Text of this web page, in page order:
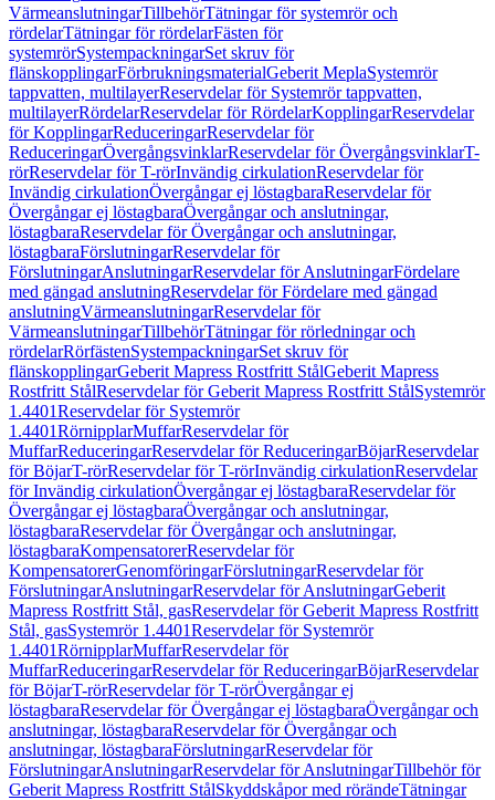
VärmeanslutningarTillbehörTätningar för systemrör och
rördelarTätningar för rördelarFästen för
systemrörSystempackningarSet skruv för
flänskopplingarFörbrukningsmaterialGeberit MeplaSystemrör
tappvatten, multilayerReservdelar för Systemrör tappvatten,
multilayerRördelarReservdelar för RördelarKopplingarReservdelar
för KopplingarReduceringarReservdelar för
ReduceringarÖvergångsvinklarReservdelar för ÖvergångsvinklarT-
rörReservdelar för T-rörInvändig cirkulationReservdelar för
Invändig cirkulationÖvergångar ej löstagbaraReservdelar för
Övergångar ej löstagbaraÖvergångar och anslutningar,
löstagbaraReservdelar för Övergångar och anslutningar,
löstagbaraFörslutningarReservdelar för
FörslutningarAnslutningarReservdelar för AnslutningarFördelare
med gängad anslutningReservdelar för Fördelare med gängad
anslutningVärmeanslutningarReservdelar för
VärmeanslutningarTillbehörTätningar för rörledningar och
rördelarRörfästenSystempackningarSet skruv för
flänskopplingarGeberit Mapress Rostfritt StålGeberit Mapress
Rostfritt StålReservdelar för Geberit Mapress Rostfritt StålSystemrör
1.4401Reservdelar för Systemrör
1.4401RörnipplarMuffarReservdelar för
MuffarReduceringarReservdelar för ReduceringarBöjarReservdelar
för BöjarT-rörReservdelar för T-rörInvändig cirkulationReservdelar
för Invändig cirkulationÖvergångar ej löstagbaraReservdelar för
Övergångar ej löstagbaraÖvergångar och anslutningar,
löstagbaraReservdelar för Övergångar och anslutningar,
löstagbaraKompensatorerReservdelar för
KompensatorerGenomföringarFörslutningarReservdelar för
FörslutningarAnslutningarReservdelar för AnslutningarGeberit
Mapress Rostfritt Stål, gasReservdelar för Geberit Mapress Rostfritt
Stål, gasSystemrör 1.4401Reservdelar för Systemrör
1.4401RörnipplarMuffarReservdelar för
MuffarReduceringarReservdelar för ReduceringarBöjarReservdelar
för BöjarT-rörReservdelar för T-rörÖvergångar ej
löstagbaraReservdelar för Övergångar ej löstagbaraÖvergångar och
anslutningar, löstagbaraReservdelar för Övergångar och
anslutningar, löstagbaraFörslutningarReservdelar för
FörslutningarAnslutningarReservdelar för AnslutningarTillbehör för
Geberit Mapress Rostfritt StålSkyddskåpor med rörändeTätningar